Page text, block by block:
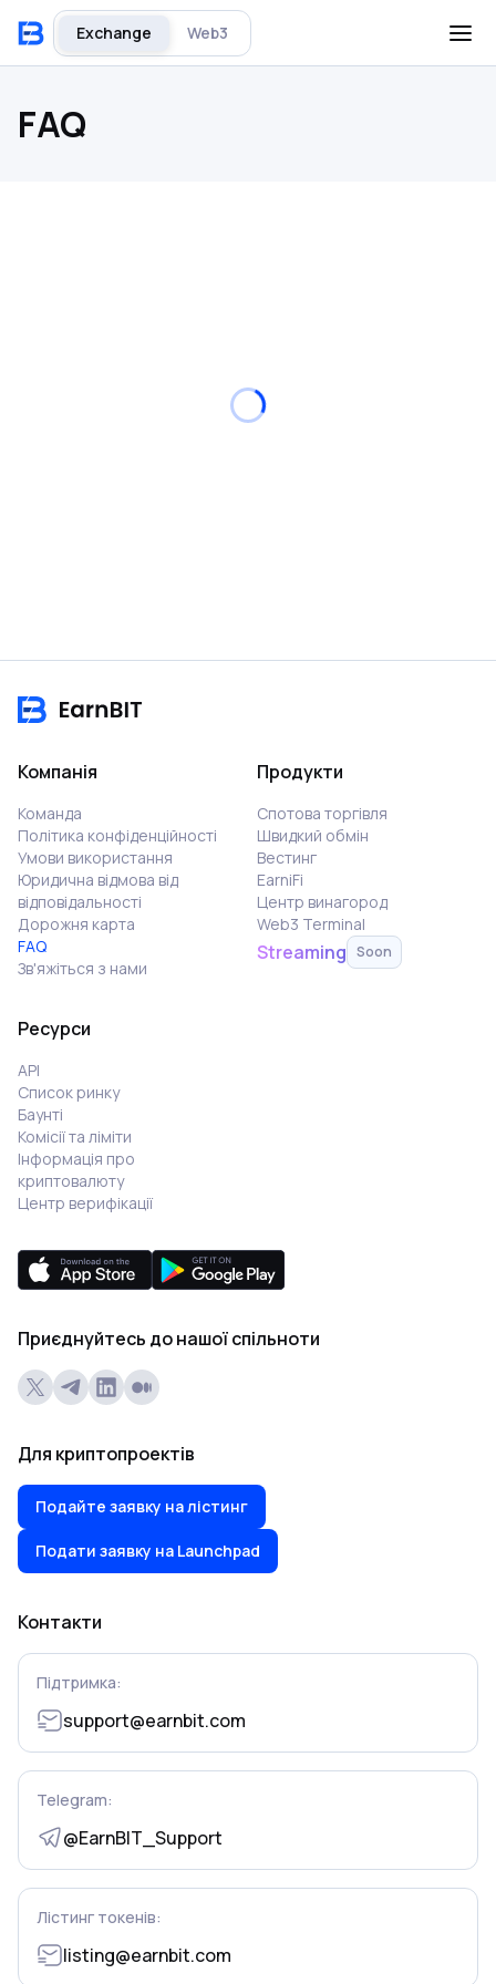
Exchange Web3
FAQ
Компанія
Команда
Політика конфіденційності
Умови використання
Юридична відмова від
відповідальності
Дорожня карта
FAQ
Зв'яжіться з нами
Продукти
Спотова торгівля
Швидкий обмін
Вестинг
EarniFi
Центр винагород
Web3 Terminal
Streaming Soon
Ресурси
API
Список ринку
Баунті
Комісії та ліміти
Інформація про
криптовалюту
Центр верифікації
Приєднуйтесь до нашої спільноти
Для криптопроектів
Подайте заявку на лістинг
Подати заявку на Launchpad
Контакти
Підтримка:
support@earnbit.com
Telegram:
@EarnBIT_Support
Лістинг токенів:
listing@earnbit.com